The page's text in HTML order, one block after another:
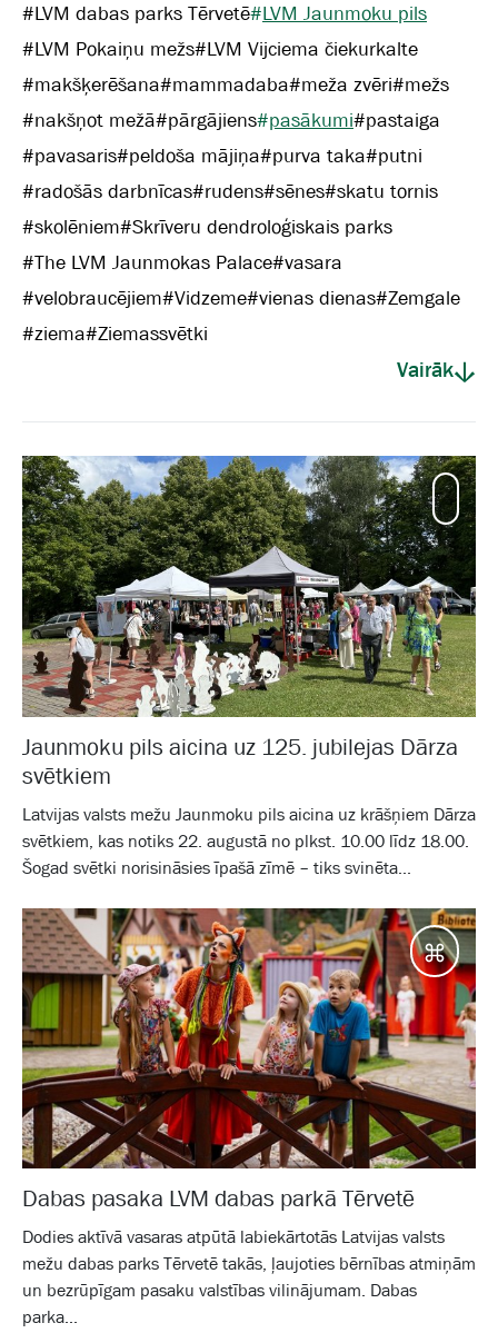
#LVM dabas parks Tērvetē#LVM Jaunmoku pils
#LVM Pokaiņu mežs#LVM Vijciema čiekurkalte
#makšķerēšana#mammadaba#meža zvēri#mežs
#nakšņot mežā#pārgājiens#pasākumi#pastaiga
#pavasaris#peldoša mājiņa#purva taka#putni
#radošās darbnīcas#rudens#sēnes#skatu tornis
#skolēniem#Skrīveru dendroloģiskais parks
#The LVM Jaunmokas Palace#vasara
#velobraucējiem#Vidzeme#vienas dienas#Zemgale
#ziema#Ziemassvētki
Vairāk
Jaunmoku pils aicina uz 125. jubilejas Dārza
svētkiem
Latvijas valsts mežu Jaunmoku pils aicina uz krāšņiem Dārza
svētkiem, kas notiks 22. augustā no plkst. 10.00 līdz 18.00.
Šogad svētki norisināsies īpašā zīmē – tiks svinēta...
Dabas pasaka LVM dabas parkā Tērvetē
Dodies aktīvā vasaras atpūtā labiekārtotās Latvijas valsts
mežu dabas parks Tērvetē takās, ļaujoties bērnības atmiņām
un bezrūpīgam pasaku valstības vilinājumam. Dabas
parka...